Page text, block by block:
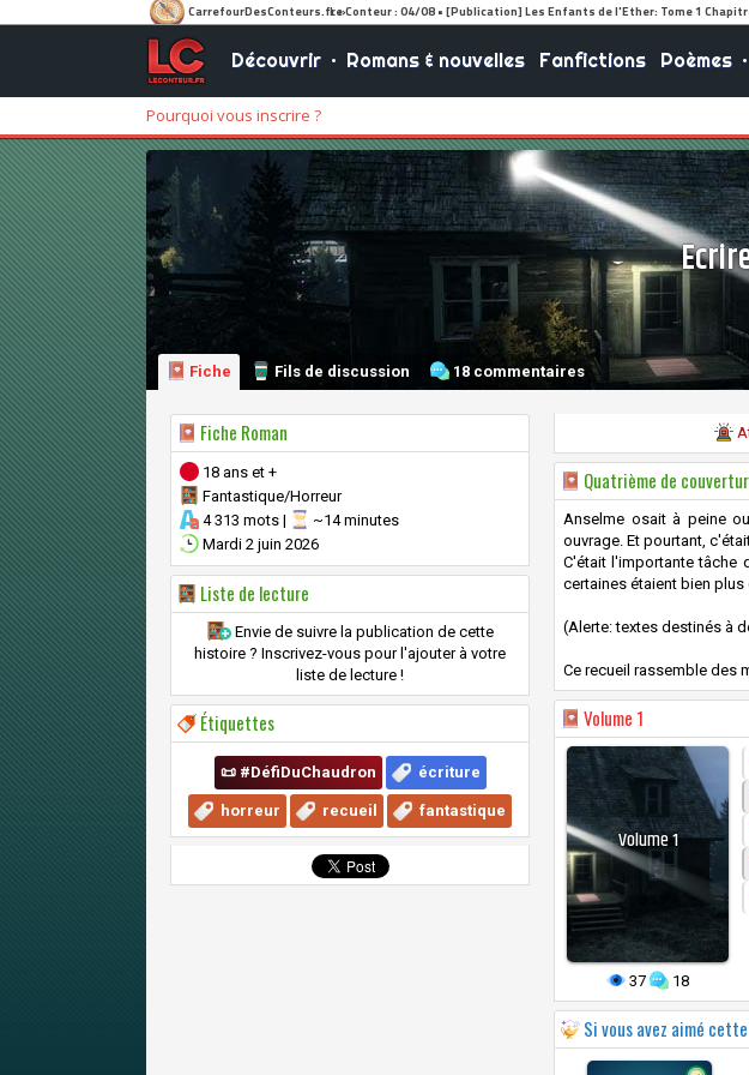
Découvrir• Romans & nouvelles Fanfictions Poèmes•
Pourquoi vous inscrire ?
Fiche Fils de discussion 18 commentaires
Fiche Roman
18 ans et +
Fantastique/Horreur
4 313 mots |
~14 minutes
Mardi 2 juin 2026
Liste de lecture
Envie de suivre la publication de cette
histoire ? Inscrivez-vous pour l'ajouter à votre
liste de lecture !
Étiquettes
📜 #DéfiDuChaudron écriture
horreur recueil fantastique
Quatrième de
Anselme osait à peine
ouvrage. Et pourtant,
C'était l'importante tâche
certaines étaient bien
(Alerte: textes destinés à
Ce recueil rassemble des
Volume 1
Volume1
37 18
Si vous avez aimé